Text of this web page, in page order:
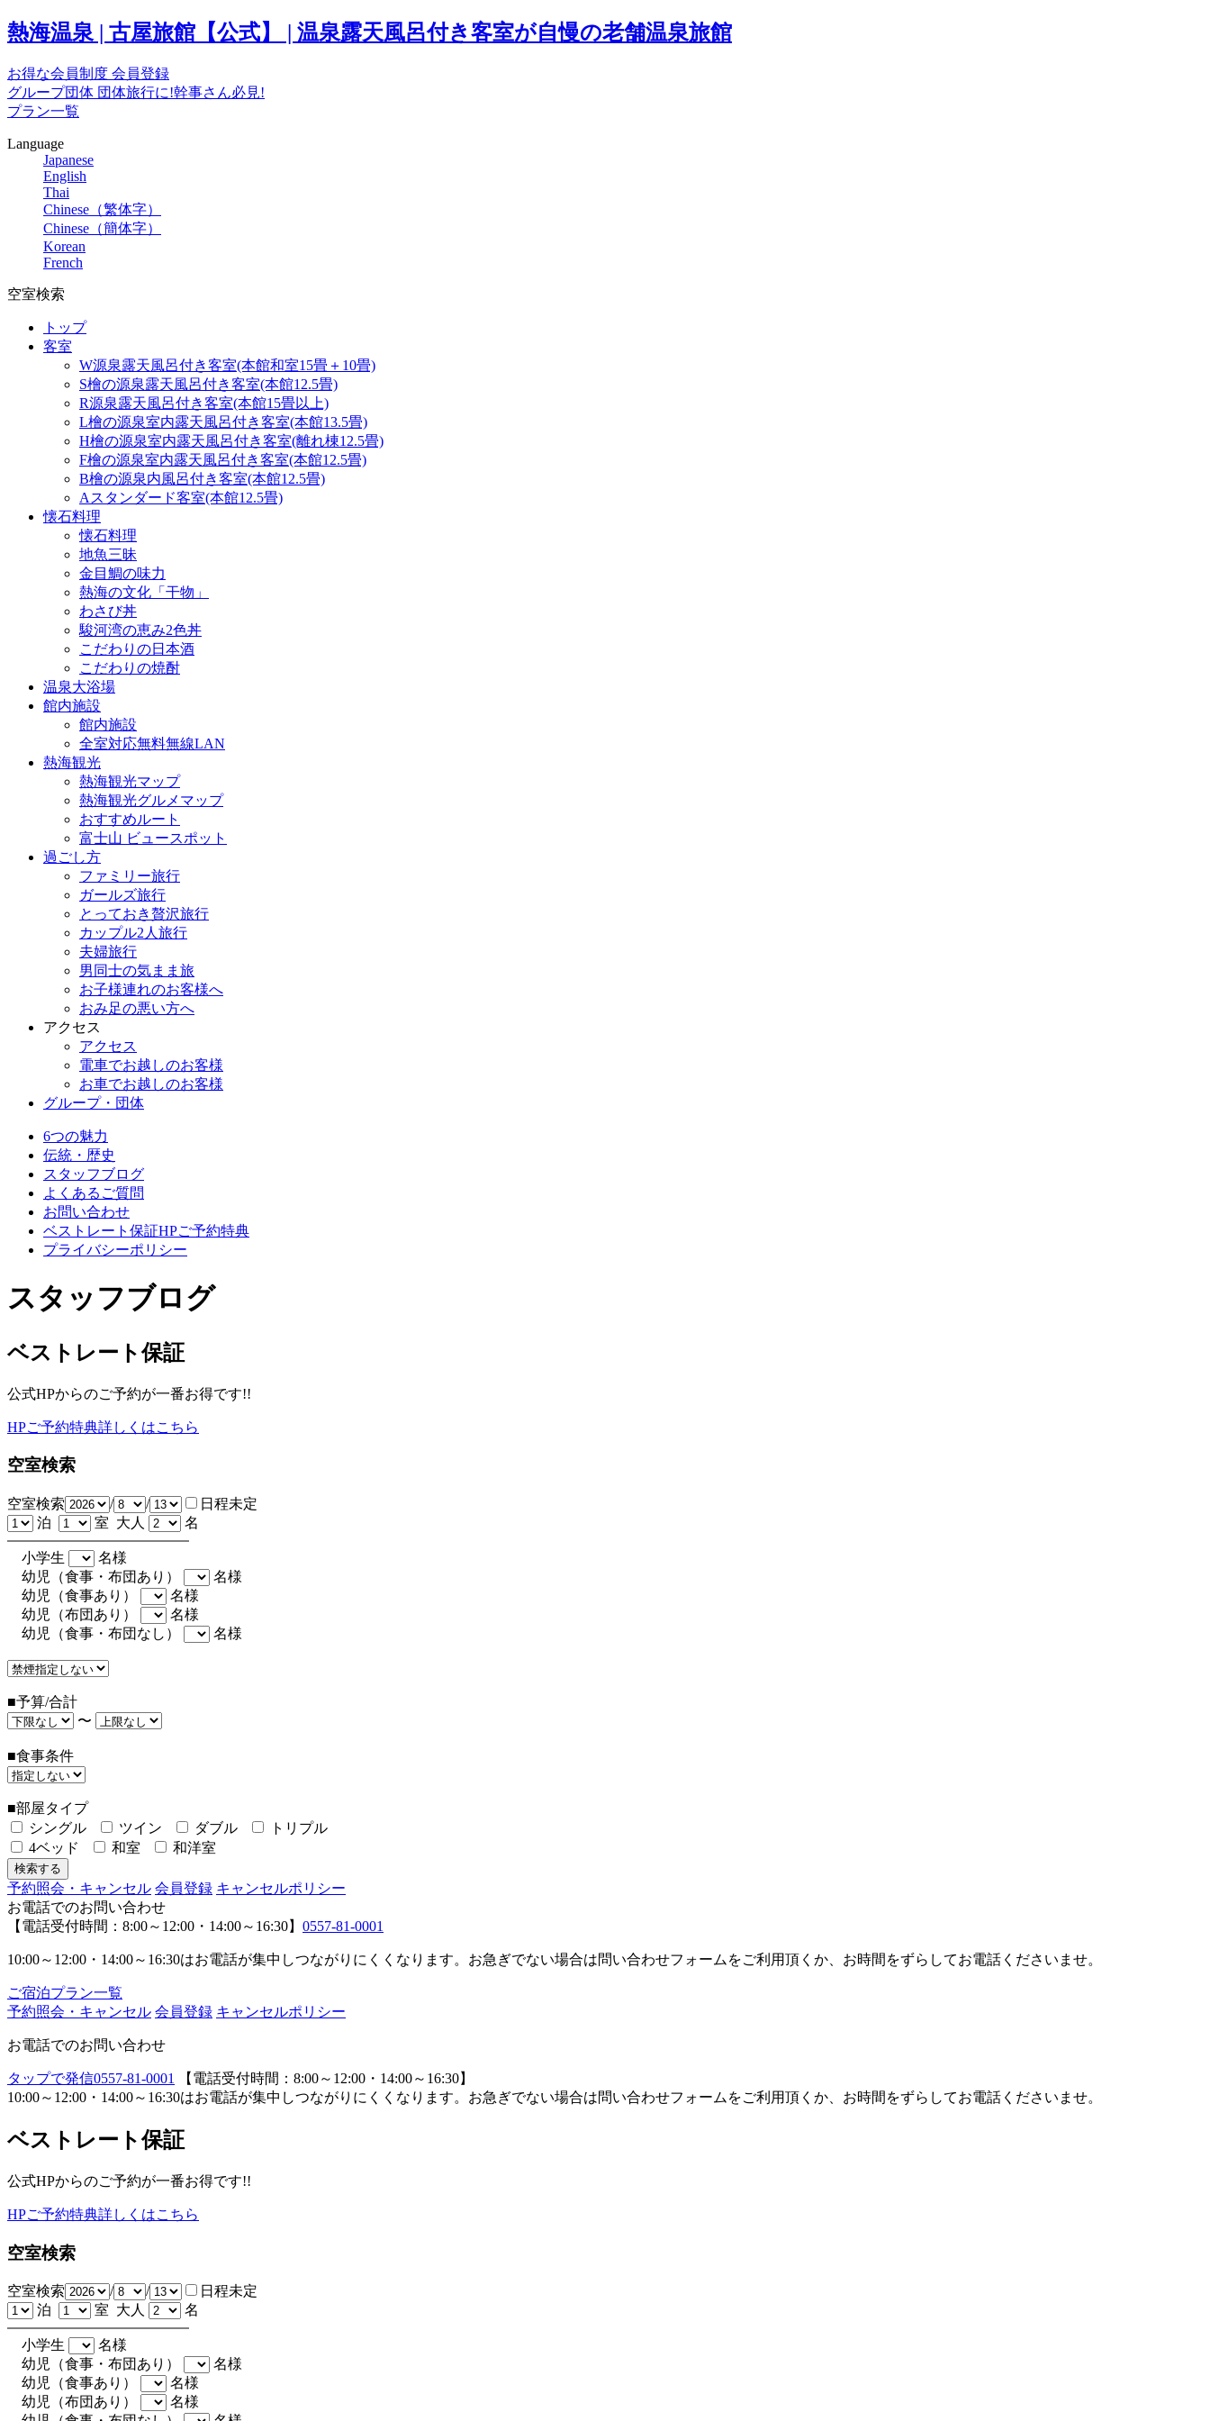
熱海温泉 | 古屋旅館【公式】 | 温泉露天風呂付き客室が自慢の老舗温泉旅館
お得な会員制度 会員登録
グループ団体 団体旅行に!幹事さん必見!
プラン一覧
Language
Japanese
English
Thai
Chinese（繁体字）
Chinese（簡体字）
Korean
French
空室検索
トップ
客室
W源泉露天風呂付き客室(本館和室15畳＋10畳)
S檜の源泉露天風呂付き客室(本館12.5畳)
R源泉露天風呂付き客室(本館15畳以上)
L檜の源泉室内露天風呂付き客室(本館13.5畳)
H檜の源泉室内露天風呂付き客室(離れ棟12.5畳)
F檜の源泉室内露天風呂付き客室(本館12.5畳)
B檜の源泉内風呂付き客室(本館12.5畳)
Aスタンダード客室(本館12.5畳)
懐石料理
懐石料理
地魚三昧
金目鯛の味力
熱海の文化「干物」
わさび丼
駿河湾の恵み2色丼
こだわりの日本酒
こだわりの焼酎
温泉大浴場
館内施設
館内施設
全室対応無料無線LAN
熱海観光
熱海観光マップ
熱海観光グルメマップ
おすすめルート
富士山 ビュースポット
過ごし方
ファミリー旅行
ガールズ旅行
とっておき贅沢旅行
カップル2人旅行
夫婦旅行
男同士の気まま旅
お子様連れのお客様へ
おみ足の悪い方へ
アクセス
アクセス
電車でお越しのお客様
お車でお越しのお客様
グループ・団体
6つの魅力
伝統・歴史
スタッフブログ
よくあるご質問
お問い合わせ
ベストレート保証HPご予約特典
プライバシーポリシー
スタッフブログ
ベストレート保証
公式HPからのご予約が一番お得です!!
HPご予約特典詳しくはこちら
空室検索
空室検索 / /
日程未定
泊
室 大人 名
小学生
名様
幼児（食事・布団あり）
名様
幼児（食事あり）
名様
幼児（布団あり）
名様
幼児（食事・布団なし）
名様
■予算/合計
〜
■食事条件
■部屋タイプ
シングル
ツイン ダブル
トリプル
4ベッド
和室 和洋室
予約照会・キャンセル 会員登録 キャンセルポリシー
お電話でのお問い合わせ
【電話受付時間：8:00～12:00・14:00～16:30】 0557-81-0001
10:00～12:00・14:00～16:30はお電話が集中しつながりにくくなります。お急ぎでない場合は問い合わせフォームをご利用頂くか、お時間をずらしてお電話くださいませ。
ご宿泊プラン一覧
予約照会・キャンセル 会員登録 キャンセルポリシー
お電話でのお問い合わせ
タップで発信0557-81-0001
【電話受付時間：8:00～12:00・14:00～16:30】
10:00～12:00・14:00～16:30はお電話が集中しつながりにくくなります。お急ぎでない場合は問い合わせフォームをご利用頂くか、お時間をずらしてお電話くださいませ。
ベストレート保証
公式HPからのご予約が一番お得です!!
HPご予約特典詳しくはこちら
空室検索
空室検索 / /
日程未定
泊
室 大人 名
小学生
名様
幼児（食事・布団あり）
名様
幼児（食事あり）
名様
幼児（布団あり）
名様